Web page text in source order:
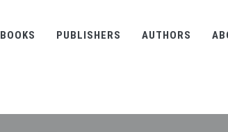
BOOKS PUBLISHERS AUTHORS